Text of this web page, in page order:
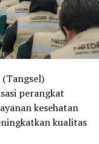
perangkat
kesehatan
kualitas